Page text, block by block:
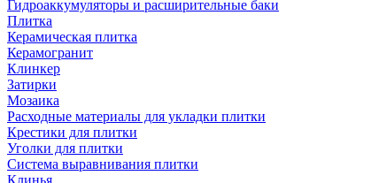
Гидроаккумуляторы и расширительные баки
Плитка
Керамическая плитка
Керамогранит
Клинкер
Затирки
Мозаика
Расходные материалы для укладки плитки
Крестики для плитки
Уголки для плитки
Система выравнивания плитки
Клинья